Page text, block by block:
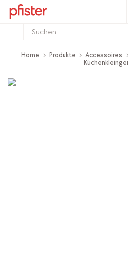
Home Produkte Accessoires